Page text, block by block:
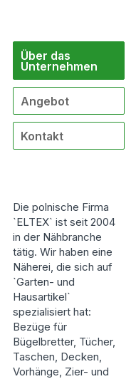
Über das
Unternehmen
Angebot
Kontakt
Die polnische Firma
`ELTEX` ist seit 2004
in der Nähbranche
tätig. Wir haben eine
Näherei, die sich auf
`Garten- und
Hausartikel`
spezialisiert hat:
Bezüge für
Bügelbretter, Tücher,
Taschen, Decken,
Vorhänge, Zier- und